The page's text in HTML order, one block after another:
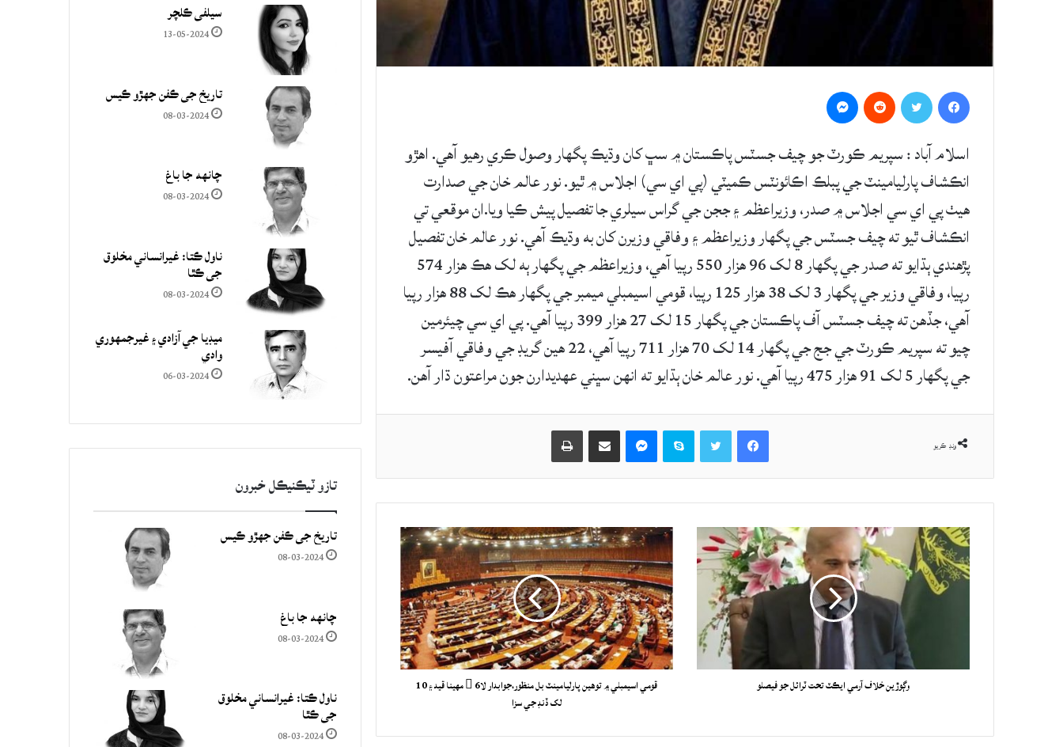
اسلام آباد : سپريم ڪورٽ جو چيف جسٽس پاڪستان ۾ سڀ کان وڌيڪ پگهار وصول ڪري رهيو آهي. اهڙو
انڪشاف پارليامينٽ جي پبلڪ اڪائونٽس ڪميٽي (پي اي سي) اجلاس ۾ ٿيو. نور عالم خان جي صدارت
هيٺ پي اي سي اجلاس ۾ صدر، وزيراعظم ۽ ججن جي گراس سيلري جا تفصيل پيش ڪيا ويا.ان موقعي تي
انڪشاف ٿيو ته چيف جسٽس جي پگهار وزيراعظم ۽ وفاقي وزيرن کان به وڌيڪ آهي. نور عالم خان تفصيل
پڙهندي ٻڌايو ته صدر جي پگهار 8 لک 96 هزار 550 رپيا آهي، وزيراعظم جي پگهار ٻه لک هڪ هزار 574
رپيا، وفاقي وزير جي پگهار 3 لک 38 هزار 125 رپيا، قومي اسيمبلي ميمبر جي پگهار هڪ لک 88 هزار رپيا
آهي، جڏهن ته چيف جسٽس آف پاڪستان جي پگهار 15 لک 27 هزار 399 رپيا آهي. پي اي سي چيئرمين
چيو ته سپريم ڪورٽ جي جج جي پگهار 14 لک 70 هزار 711 رپيا آهي، 22 هين گريڊ جي وفاقي آفيسر
جي پگهار 5 لک 91 هزار 475 رپيا آهي. نور عالم خان ٻڌايو ته انهن سڀني عهديدارن جون مراعتون ڌار آهن.
ونڊ ڪريو
Facebook
Skype حصيداري ڪريو اي ميل ذريعي
وڳوڙين خلاف آرمي ايڪٽ تحت ٽرائل جو فيصلو
قومي اسيمبلي ۾ توهين پارليامينٽ بل منظور،جوابدار لا 6 مهينا قيد ۽ 10
لک ڏنڊ جي سزا
سيلفي ڪلچر
13-05-2024
تاريخ جي ڪفن جھڙو ڪيس
08-03-2024
چانهه جا باغ
08-03-2024
ناول ڪتا: غيرانساني مخلوق
جي ڪٿا
08-03-2024
ميڊيا جي آزادي ۽ غيرجمھوري
وادي
06-03-2024
تازو ٽيڪنيڪل خبرون
تاريخ جي ڪفن جھڙو ڪيس
08-03-2024
چانهه جا باغ
08-03-2024
ناول ڪتا: غيرانساني مخلوق
جي ڪٿا
08-03-2024